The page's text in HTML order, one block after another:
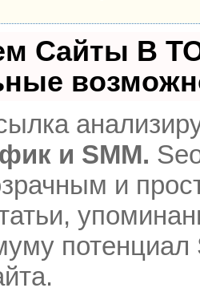
Сайты В
и SMM.
и